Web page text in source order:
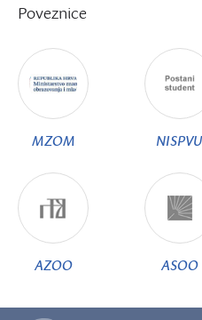
Poveznice
MZOM NISPVU
AZOO ASOO